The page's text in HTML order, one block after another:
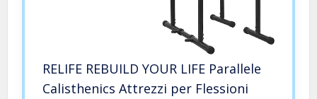
RELIFE REBUILD YOUR LIFE Parallele
Calisthenics Attrezzi per Flessioni